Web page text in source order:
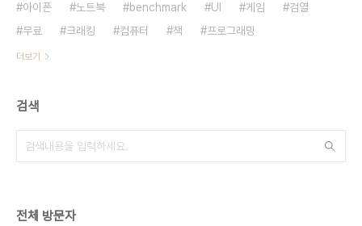
아이폰
노트북 benchmark UI 게임
검열
무료
크래킹 컴퓨터 책 프로그래밍
더보기
검색
전체 방문자